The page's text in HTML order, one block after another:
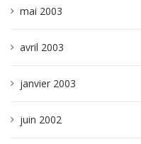
mai 2003
avril 2003
janvier 2003
juin 2002